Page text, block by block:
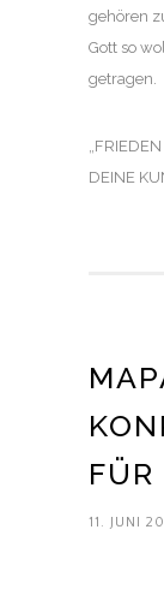
gehören
Gott so
getragen.
DEINE
FÜR
11. JUNI